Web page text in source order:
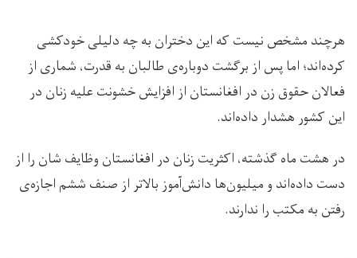
هرچند مشخص نیست که این دختران به چه دلیلی خودکشی
کرده‌اند؛ اما پس از برگشت دوباره‌ی طالبان به قدرت، شماری از
فعالان حقوق زن در افغانستان از افزایش خشونت علیه زنان در
این کشور هشدار داده‌اند.
در هشت ماه گذشته، اکثریت زنان در افغانستان وظایف شان را از
دست داده‌اند و میلیون‌ها دانش‌آموز بالاتر از صنف ششم اجازه‌ی
رفتن به مکتب را ندارند.